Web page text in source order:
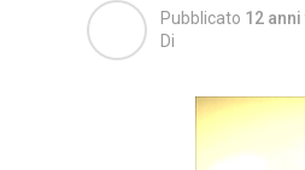
Pubblicato 12 anni
Di